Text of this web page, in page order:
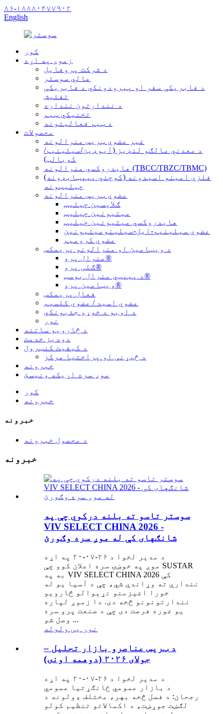
۸۶-۱۸۸۸۰۴۷۷۹۰۲
English
کور
زموږ په اړه
د شرکت پروفایل
عالي سوستر
د فابریکې سفر او پیرودونکي د فابریکې
تفتیش
د نندارتون ننداره
تخنیکي ټیم
د ټیم فعالیتونه
محصولات
غیر عضوي ټریس منرالونه
د معدني مالګو لنډیز (آیوډین/سیلینیم/
کوبالټ)
هایدروکسي منرالونه (TBCC/TBZC/TBMC)
فلزي امینو اسیدونه (کوچني پیپټایډونه)
چیلیټونه
عضوي ټریس منرالونه
ګلایسین چیلیټ
میتیونین چیلیټ
هایدروکسي میتیونین چیلیټ
عضوي سیلینیم-ایل-سیلینومیتیونین
عضوي کرومیم
د ویټامین او منرالونو پریمکس
منرال پرو®
ګلی پرو®
د پیپټي منرال بوسټ®
ویټامین پرو®
فعال پریمکس
عضوي اسید / عضوي کلسیم
د اوبو د خوړو جذبونکي
نور
د څارویو ساتنه
دودیز خدمت
د کیفیت کنټرول
د څیړنې او پراختیا مرکز
خبرونه
موږ سره اړیکه ونیسئ
کور
خبرونه
خبرونه
د محصول خبرونه
خبرونه
سوستر تاسو ته بلنه درکوي چې په
VIV SELECT CHINA 2026 -
شانګهای کې له موږ سره وګورئ
د مدیر لخوا د ۲۶-۰۷-۲۰ په اړه
موږ په خوښۍ سره اعلان کوو چې SUSTAR
به په VIV SELECT CHINA 2026 کې
نندارې ته وړاندې شي، چې د آسیا یو له
خورا اغیزمنو نړیوالو څارویو
نندارتونونو څخه دی. دا زموږ لپاره
یو غوره فرصت دی چې د صنعت پرو سره
وصل شو ...
نور یی ولوله
د ټریس عناصرو بازار تحلیل –
جولای ۲۰۲۶ (دوهمه اونۍ)
د مدیر لخوا د ۲۶-۰۷-۲۰ په اړه
د بازار عمومي ځانګړتیا عمومي
رجحان: د فصل څخه بهر، مختلف ډولونه د
لګښت جوړښت، د اکمالاتو تنظیم کولو